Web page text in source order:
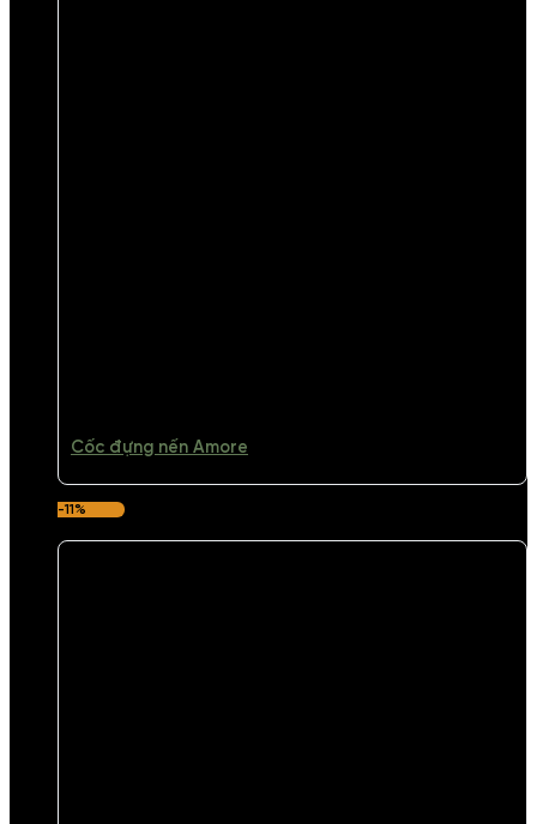
Cốc đựng nến Amore
-11%